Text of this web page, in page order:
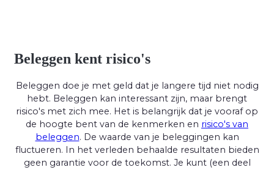
Beleggen kent risico's
Beleggen doe je met geld dat je langere tijd niet nodig
hebt. Beleggen kan interessant zijn, maar brengt
risico's met zich mee. Het is belangrijk dat je vooraf op
de hoogte bent van de kenmerken en risico's van
beleggen. De waarde van je beleggingen kan
fluctueren. In het verleden behaalde resultaten bieden
geen garantie voor de toekomst. Je kunt (een deel